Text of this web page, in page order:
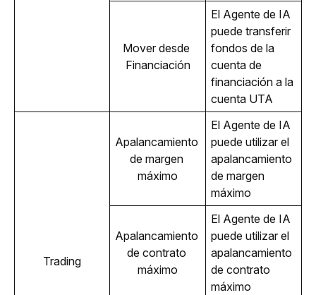
Mover desde
Financiación
El Agente de IA
puede transferir
fondos de la
cuenta de
financiación a la
cuenta UTA
Trading
Apalancamiento
de margen
máximo
El Agente de IA
puede utilizar el
apalancamiento
de margen
máximo
Apalancamiento
de contrato
máximo
El Agente de IA
puede utilizar el
apalancamiento
de contrato
máximo